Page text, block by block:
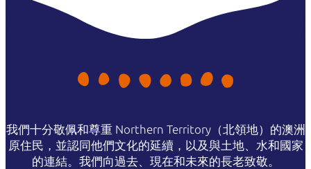
我們十分敬佩和尊重 Northern Territory（北領地）的澳洲
原住民，並認同他們文化的延續，以及與土地、水和國家
的連結。我們向過去、現在和未來的長老致敬。